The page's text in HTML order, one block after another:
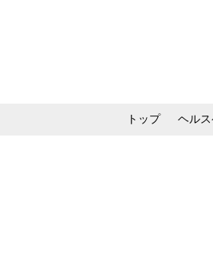
トップ ヘル